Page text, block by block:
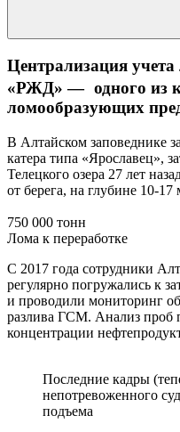
Централизация
«РЖД» — одного из
ломообразующих
В Алтайском заповеднике
катера типа «Ярославец»,
Телецкого озера 27 лет
от берега, на глубине 10-17
750 000 тонн
Лома к переработке
С 2017 года сотрудники
регулярно погружались к
и проводили мониторинг
разлива ГСМ. Анализ проб
концентрации
Последние кадры
непотревоженного
подъема